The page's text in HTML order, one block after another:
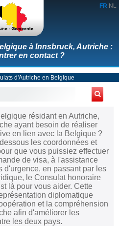
FR NL
à Innsbruck, Autriche :
en contact ?
d'Autriche en Belgique
résidant en Autriche,
ayant besoin de réaliser
en lien avec la Belgique ?
les coordonnées et
que vous puissiez effectuer
de visa, à l'assistance
d'urgence, en passant par les
le Consulat honoraire
là pour vous aider. Cette
diplomatique
et la compréhension
afin d'améliorer les
les deux pays.